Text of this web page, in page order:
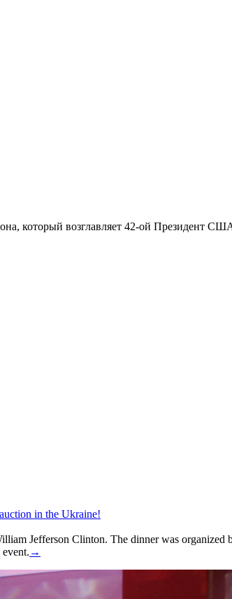
возглавляет 42-ой Президент США
in the Ukraine!
Jefferson Clinton. The dinner was
→